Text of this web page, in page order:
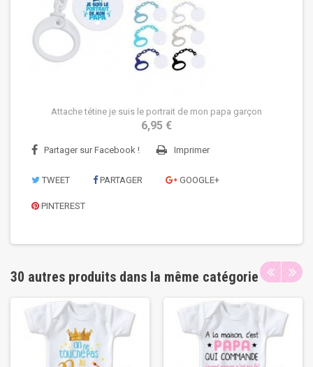
Attache tétine je suis le portrait de mon papa garçon
6,95 €
Partager sur Facebook ! Imprimer
TWEET PARTAGER GOOGLE+
PINTEREST
30 autres produits dans la même catégorie